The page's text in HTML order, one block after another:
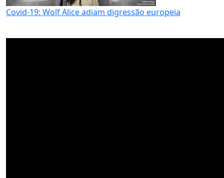
Covid-19: Wolf Alice adiam digressão europeia